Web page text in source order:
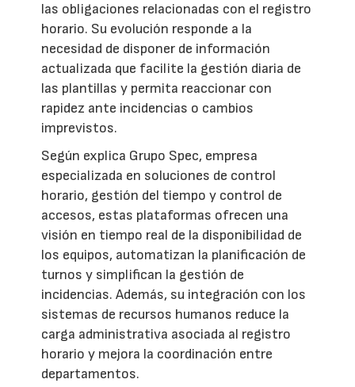
las obligaciones relacionadas con el registro
horario. Su evolución responde a la
necesidad de disponer de información
actualizada que facilite la gestión diaria de
las plantillas y permita reaccionar con
rapidez ante incidencias o cambios
imprevistos.
Según explica Grupo Spec, empresa
especializada en soluciones de control
horario, gestión del tiempo y control de
accesos, estas plataformas ofrecen una
visión en tiempo real de la disponibilidad de
los equipos, automatizan la planificación de
turnos y simplifican la gestión de
incidencias. Además, su integración con los
sistemas de recursos humanos reduce la
carga administrativa asociada al registro
horario y mejora la coordinación entre
departamentos.